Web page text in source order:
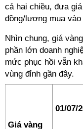
cả hai chiều, đưa
đồng/lượng mua
Nhìn chung, giá
phần lớn doanh
mức phục hồi vẫn
vùng đỉnh gần đây.
Giá vàng
01/07/